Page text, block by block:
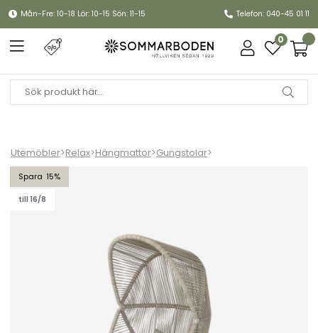
Mån-Fre: 10-18 Lör: 10-15 Sön: 11-15 Telefon: 040-45 01 11
0
Utemöbler>Relax>Hängmattor>Gungstolar>
15
till 16/8
Hive stol - sand